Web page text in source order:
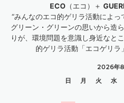
ECO（エコ）＋
“みんなのエコ的ゲリラ活動によっ
グリーン・グリーンの思いから造
りが、環境問題を意識し身近なと
的ゲリラ活動「エコゲリラ
2026年
日
月 火 水